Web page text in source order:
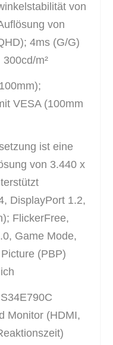
von
von
4ms (G/G)
m²
VESA (100mm
ist eine
von 3.440 x
DisplayPort 1.2,
FlickerFree,
Game Mode,
(PBP)
Monitor (HDMI,